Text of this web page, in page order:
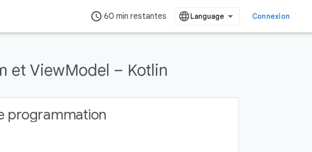
access_time 60 min restantes Connexion
et ViewModel – Kotlin
programmation